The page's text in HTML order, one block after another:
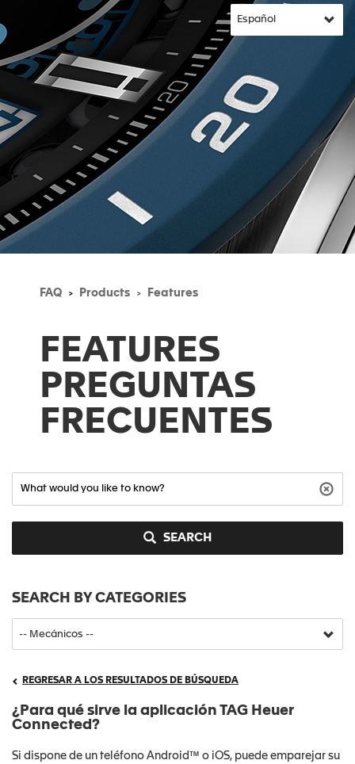
FAQ Products Features
FEATURES
PREGUNTAS
FRECUENTES
SEARCH
SEARCH BY CATEGORIES
REGRESAR A LOS RESULTADOS DE BÚSQUEDA
¿Para qué sirve la aplicación TAG Heuer
Connected?
Si dispone de un teléfono Android™ o iOS, puede emparejar su